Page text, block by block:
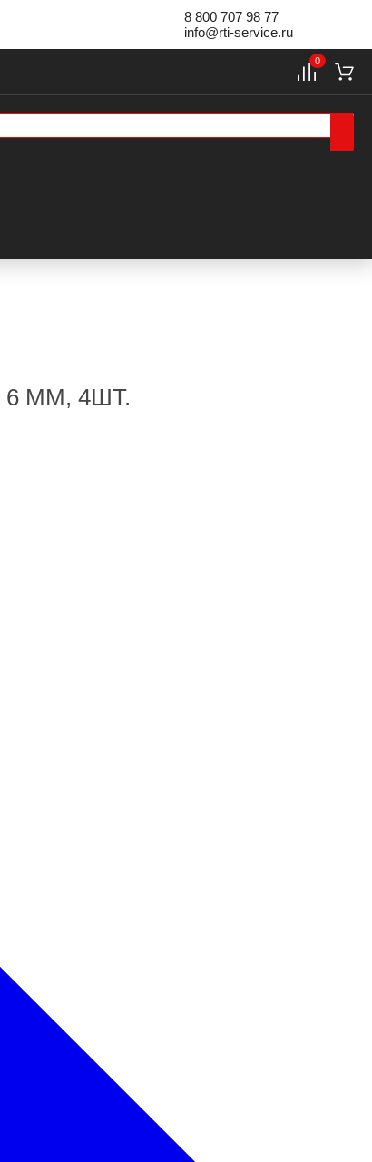
8 800 707 98 77
info@rti-service.ru
0
ММ, 4ШТ.